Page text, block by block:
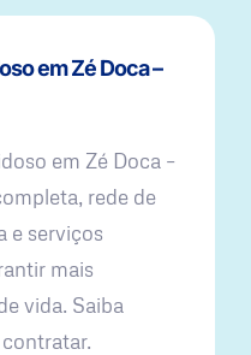
em Zé Doca –
em Zé Doca –
rede de
e serviços
mais
vida. Saiba